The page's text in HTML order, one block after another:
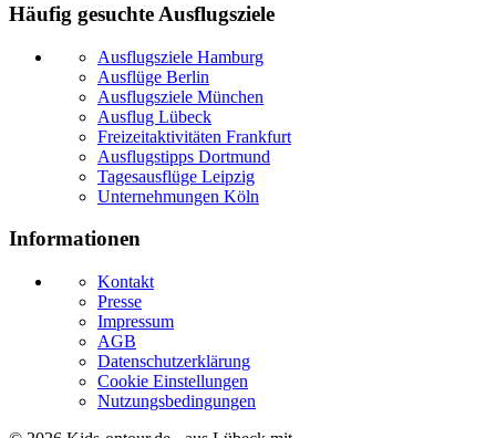
Häufig gesuchte Ausflugsziele
Ausflugsziele Hamburg
Ausflüge Berlin
Ausflugsziele München
Ausflug Lübeck
Freizeitaktivitäten Frankfurt
Ausflugstipps Dortmund
Tagesausflüge Leipzig
Unternehmungen Köln
Informationen
Kontakt
Presse
Impressum
AGB
Datenschutzerklärung
Cookie Einstellungen
Nutzungsbedingungen